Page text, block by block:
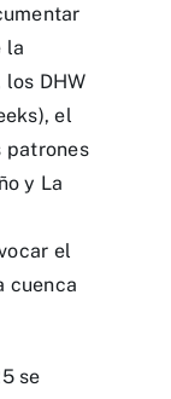
la
DHW
el
patrones
y La
el
cuenca
se